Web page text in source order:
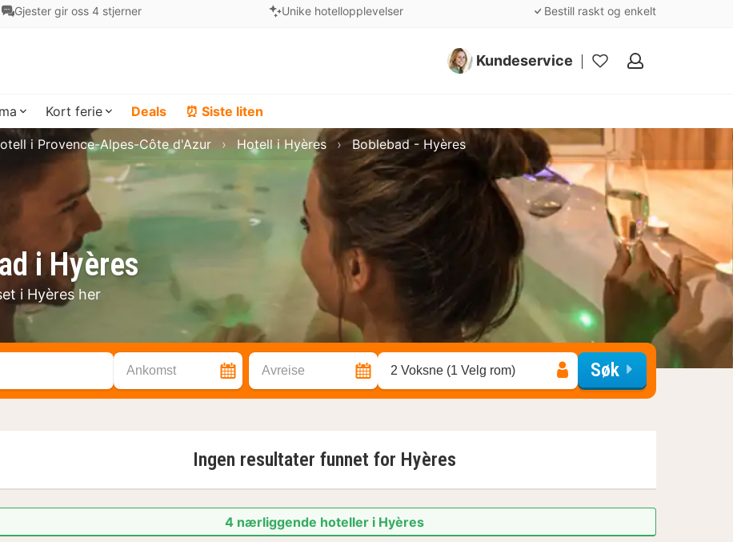
Gjester gir oss 4 stjerner Unike hotellopplevelser Bestill raskt og enkelt
Kundeservice
Mine
Kort ferie Deals ⏰ Siste liten
i Hyères
i Hyères her
i Provence-Alpes-Côte d'Azur Hotell i Hyères Boblebad - Hyères
Ankomst Avreise 2 Voksne (1 Velg rom) Søk
Ingen resultater funnet for Hyères
4 nærliggende hoteller i Hyères